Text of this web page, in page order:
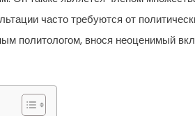
часто требуются от
политологом, внося неоценимый